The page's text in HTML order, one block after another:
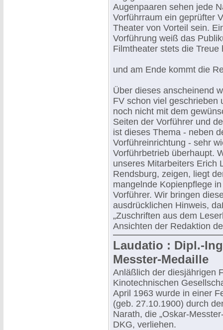
Augenpaaren sehen jede
Vorführraum ein geprüfter
Theater von Vorteil sein.
Vorführung weiß das
Filmtheater stets die Treue
und am Ende kommt die
Über dieses anscheinend
FV schon viel geschrieben
noch nicht mit dem
Seiten der Vorführer und
ist dieses Thema - neben
Vorführeinrichtung - sehr
Vorführbetrieb überhaupt.
unseres Mitarbeiters Erich
Rendsburg, zeigen, liegt
mangelnde Kopienpflege
Vorführer. Wir bringen
ausdrücklichen Hinweis,
„Zuschriften aus dem
Ansichten der Redaktion
Laudatio : Dipl.-
Messter-Medaille
Anläßlich der diesjährigen
Kinotechnischen
April 1963 wurde in einer
(geb. 27.10.1900) durch
Narath, die „Oskar-
DKG, verliehen.